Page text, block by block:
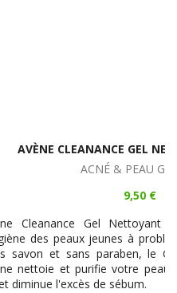
NETTOYANT 200ML
est un soin destiné à
à tendance grasse.
Gel Nettoyant Cleanance
tout en respectant son